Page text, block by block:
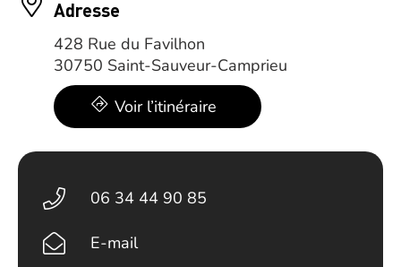
Adresse
428 Rue du Favilhon
30750 Saint-Sauveur-Camprieu
Voir l’itinéraire
06 34 44 90 85
E-mail